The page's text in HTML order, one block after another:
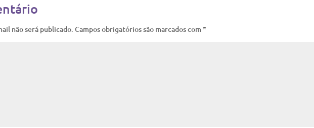
não será publicado. Campos obrigatórios são marcados com *